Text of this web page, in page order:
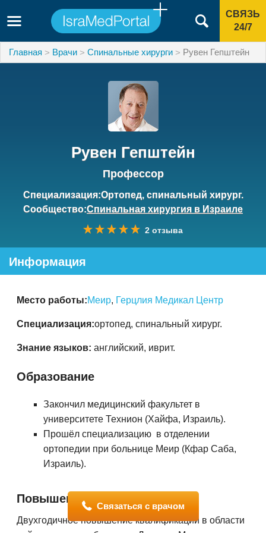
СВЯЗЬ
24/7
Главная Врачи Спинальные хирурги Рувен Гепштейн
Рувен Гепштейн
Профессор
Специализация:Ортопед, спинальный хирург.
Сообщество:Спинальная хирургия в Израиле
2 отзыва
Информация
Место работы:Меир, Герцлия Медикал Центр
Специализация:ортопед, спинальный хирург.
Знание языков: английский, иврит.
Образование
Закончил медицинский факультет в
университете Технион (Хайфа, Израиль).
Прошёл специализацию в отделении
ортопедии при больнице Меир (Кфар Саба,
Израиль).
Повышение квалификации
Двухгодичное повышение квалификации в области
Связаться с врачом